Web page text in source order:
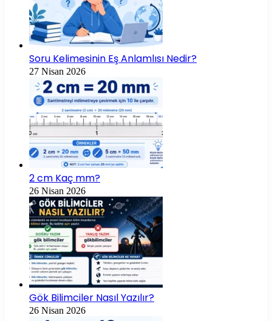
Soru Kelimesinin Eş Anlamlısı Nedir?
27 Nisan 2026
2 cm Kaç mm?
26 Nisan 2026
Gök Bilimciler Nasıl Yazılır?
26 Nisan 2026